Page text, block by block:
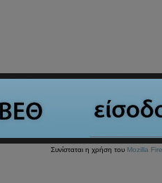
Συνίσταται η χρήση του Mozilla